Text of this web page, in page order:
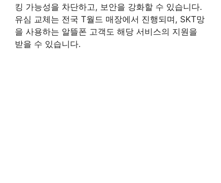
킹 가능성을 차단하고, 보안을 강화할 수 있습니다.
유심 교체는 전국 T월드 매장에서 진행되며, SKT망
을 사용하는 알뜰폰 고객도 해당 서비스의 지원을
받을 수 있습니다.